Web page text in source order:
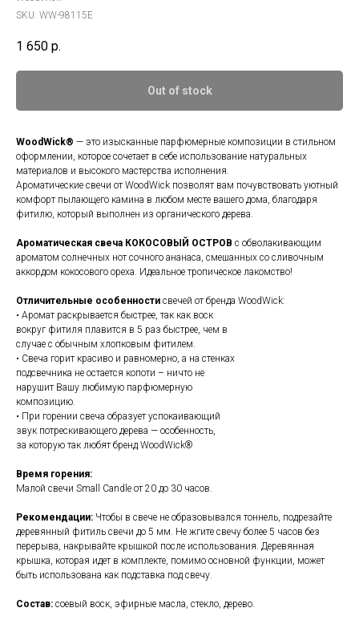
SKU: WW-98115E
1 650 р.
Out of stock
WoodWick® — это изысканные парфюмерные композиции в стильном
оформлении, которое сочетает в себе использование натуральных
материалов и высокого мастерства исполнения.
Ароматические свечи от WoodWick позволят вам почувствовать уютный
комфорт пылающего камина в любом месте вашего дома, благодаря
фитилю, который выполнен из органического дерева.
Ароматическая свеча КОКОСОВЫЙ ОСТРОВ c обволакивающим
ароматом солнечных нот сочного ананаса, смешанных со сливочным
аккордом кокосового ореха. Идеальное тропическое лакомство!
Отличительные особенности свечей от бренда WoodWick:
• Аромат раскрывается быстрее, так как воск
вокруг фитиля плавится в 5 раз быстрее, чем в
случае с обычным хлопковым фитилем.
• Свеча горит красиво и равномерно, а на стенках
подсвечника не остается копоти – ничто не
нарушит Вашу любимую парфюмерную
композицию.
• При горении свеча образует успокаивающий
звук потрескивающего дерева — особенность,
за которую так любят бренд WoodWick®
Время горения:
Малой свечи Small Candle от 20 до 30 часов.
Рекомендации: Чтобы в свече не образовывался тоннель, подрезайте
деревянный фитиль свечи до 5 мм. Не жгите свечу более 5 часов без
перерыва, накрывайте крышкой после использования. Деревянная
крышка, которая идет в комплекте, помимо основной функции, может
быть использована как подставка под свечу.
Состав: соевый воск, эфирные масла, стекло, дерево.